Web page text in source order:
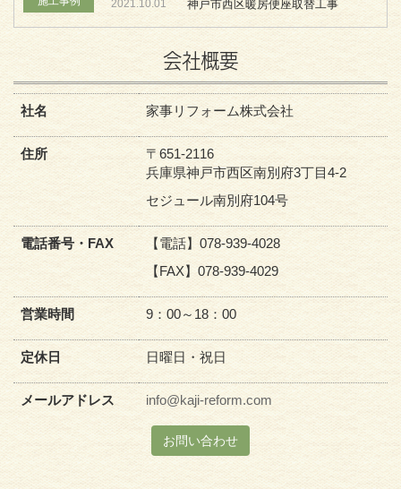
2021.10.01 神戸市西区暖房便座取替工事
会社概要
社名 家事リフォーム株式会社
住所
〒651-2116
兵庫県神戸市西区南別府3丁目4-2
セジュール南別府104号
電話番号・FAX
【電話】078-939-4028
【FAX】078-939-4029
営業時間 9：00～18：00
定休日 日曜日・祝日
メールアドレス info@kaji-reform.com
お問い合わせ